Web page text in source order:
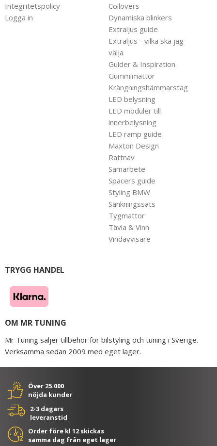
Integritetspolicy
Logga in
Coilovers
Dynamiska blinkers
Extraljus guide
Extraljus - vilka ska jag
välja
Guider & Inspiration
Gummimattor
Krängningshämmarstag
LED belysning
LED moduler till
innerbelysning
LED ramp guide
Maxton Design
Rattnav
Samarbete
Spacers guide
Styling BMW
Sänkningssats
Tygmattor
Tävla & Vinn
Vindavvisare
TRYGG HANDEL
OM MR TUNING
Mr Tuning säljer tillbehör för bilstyling och tuning i Sverige.
Verksamma sedan 2009 med eget lager.
Över 25.000
nöjda kunder
2-3 dagars
leveranstid
Order före kl 12 skickas
samma dag från eget lager